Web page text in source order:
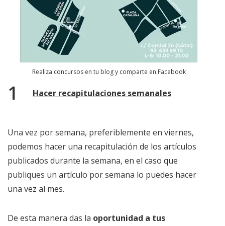
Realiza concursos en tu blog y comparte en Facebook
Hacer recapitulaciones semanales
Una vez por semana, preferiblemente en viernes,
podemos hacer una recapitulación de los artículos
publicados durante la semana, en el caso que
publiques un artículo por semana lo puedes hacer
una vez al mes.
De esta manera das la oportunidad a tus